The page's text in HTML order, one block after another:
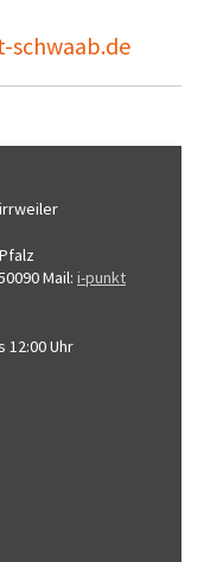
Mail: i-punkt
12:00 Uhr